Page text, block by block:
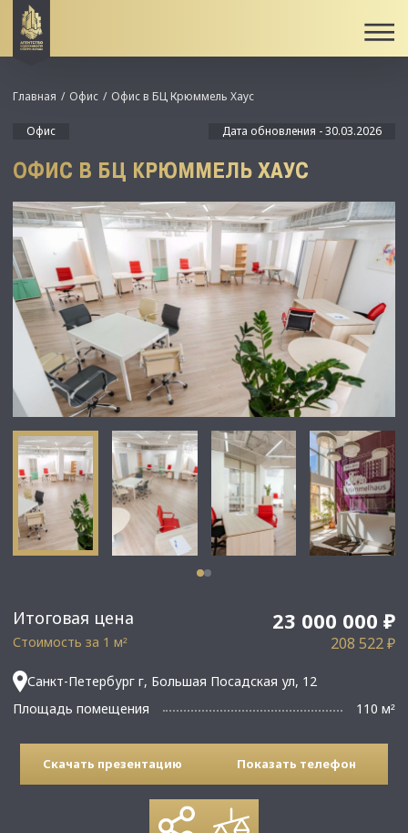
Итоговая цена 23 000 000 ₽
Стоимость за 1 м² 208 522 ₽
Санкт-Петербург г, Большая Посадская ул, 12
Площадь помещения
110 м²
Главная Офис Офис в БЦ Крюммель Хаус
Офис Дата обновления - 30.03.2026
ОФИС В БЦ КРЮММЕЛЬ ХАУС
Скачать презентацию Показать телефон